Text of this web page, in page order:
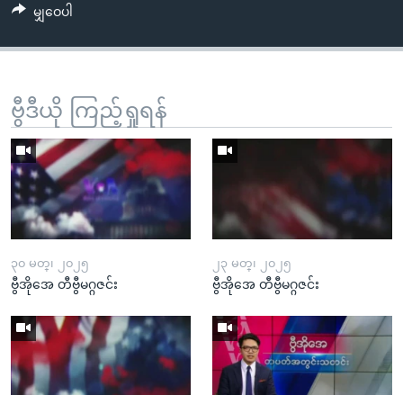
မျှဝေပါ
ဗွီဒီယို ကြည့်ရှုရန်
၃၀ မတ္၊ ၂၀၂၅
ဗွီအိုအေ တီဗွီမဂ္ဂဇင်း
၂၃ မတ္၊ ၂၀၂၅
ဗွီအိုအေ တီဗွီမဂ္ဂဇင်း